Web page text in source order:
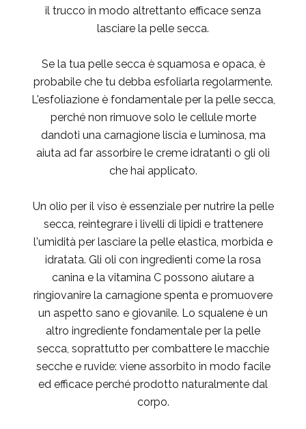
il trucco in modo altrettanto efficace senza
lasciare la pelle secca.
Se la tua pelle secca è squamosa e opaca, è
probabile che tu debba esfoliarla regolarmente.
L'esfoliazione è fondamentale per la pelle secca,
perché non rimuove solo le cellule morte
dandoti una carnagione liscia e luminosa, ma
aiuta ad far assorbire le creme idratanti o gli oli
che hai applicato.
Un olio per il viso è essenziale per nutrire la pelle
secca, reintegrare i livelli di lipidi e trattenere
l'umidità per lasciare la pelle elastica, morbida e
idratata. Gli oli con ingredienti come la rosa
canina e la vitamina C possono aiutare a
ringiovanire la carnagione spenta e promuovere
un aspetto sano e giovanile. Lo squalene è un
altro ingrediente fondamentale per la pelle
secca, soprattutto per combattere le macchie
secche e ruvide: viene assorbito in modo facile
ed efficace perché prodotto naturalmente dal
corpo.